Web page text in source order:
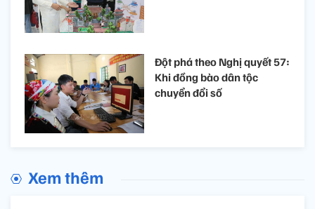
Đột phá theo Nghị quyết 57:
Khi đồng bào dân tộc
chuyển đổi số
Xem thêm